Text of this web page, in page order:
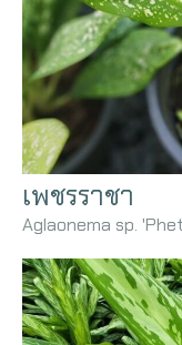
เพชรราชา
Aglaonema sp.